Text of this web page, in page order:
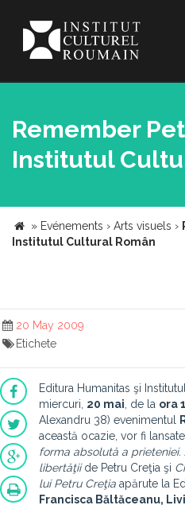
Remember
Institutul
» Evénements › Arts visuels ›
Institutul Cultural Român
20 May 2009
Etichete
Editura Humanitas şi
miercuri, 20 mai , de la ora
Alexandru 38) evenimentul
această ocazie, vor fi
forma absolută a
libertăţiide Petru Creţia şi
lui Petru Creţia apărute la
Francisca Băltăceanu,